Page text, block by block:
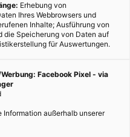
Erhebung von
Ihres Webbrowsers und
Inhalte; Ausführung von
die Speicherung von Daten auf
für Auswertungen.
Facebook Pixel - via
außerhalb unserer